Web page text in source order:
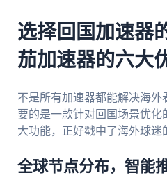
选择回国加速器
茄加速器的六大
不是所有加速器都能解决海外
要的是一款针对回国场景优化
大功能，正好戳中了海外球迷
全球节点分布，智能